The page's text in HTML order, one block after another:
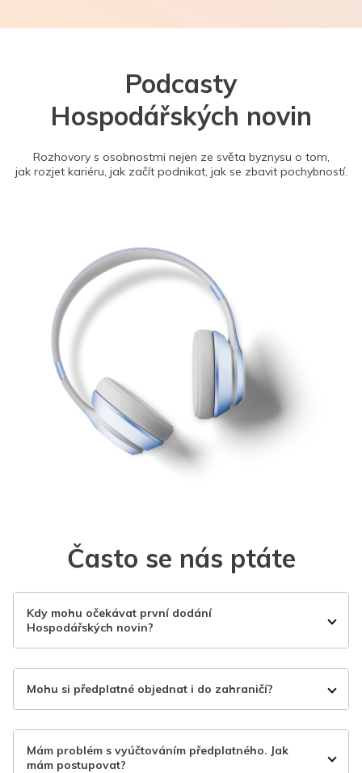
Podcasty
Hospodářských novin
Rozhovory s osobnostmi nejen ze světa byznysu o tom,
jak rozjet kariéru, jak začít podnikat, jak se zbavit pochybností.
Často se nás ptáte
Kdy mohu očekávat první dodání
Hospodářských novin?
Mohu si předplatné objednat i do zahraničí?
Mám problém s vyúčtováním předplatného. Jak
mám postupovat?